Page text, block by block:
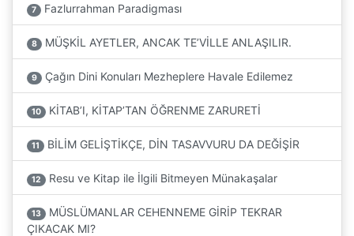
7 Fazlurrahman Paradigması
8 MÜŞKİL AYETLER, ANCAK TE’VİLLE ANLAŞILIR.
9 Çağın Dini Konuları Mezheplere Havale Edilemez
10 KİTAB’I, KİTAP’TAN ÖĞRENME ZARURETİ
11 BİLİM GELİŞTİKÇE, DİN TASAVVURU DA DEĞİŞİR
12 Resu ve Kitap ile İlgili Bitmeyen Münakaşalar
13
MÜSLÜMANLAR CEHENNEME GİRİP TEKRAR
ÇIKACAK MI?